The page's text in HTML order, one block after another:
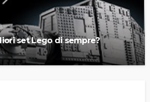
set Lego di sempre?